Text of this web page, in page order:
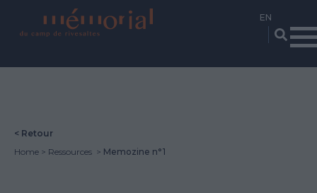
< Retour
Home
Ressources Memozine n°1